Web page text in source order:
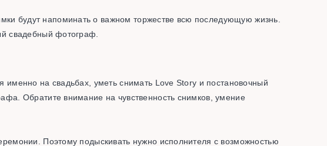
будут напоминать о важном торжестве всю последующую жизнь.
свадебный фотограф.
именно на свадьбах, уметь снимать Love Story и постановочный
Обратите внимание на чувственность снимков, умение
Поэтому подыскивать нужно исполнителя с возможностью